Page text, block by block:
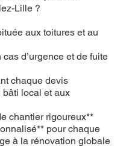
Lille ?
aux toitures et au
d’urgence et de fuite
chaque devis
bâti local et aux
chantier rigoureux**
pour chaque
à la rénovation globale